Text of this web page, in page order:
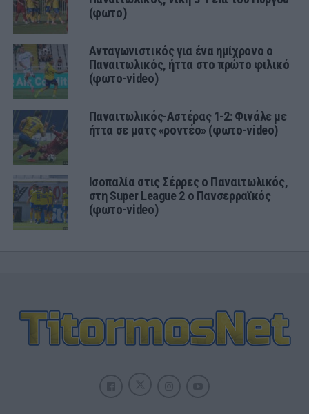
(φωτο)
Ανταγωνιστικός για ένα ημίχρονο ο
Παναιτωλικός, ήττα στο πρώτο φιλικό
(φωτο-video)
Παναιτωλικός-Αστέρας 1-2: Φινάλε με
ήττα σε ματς «ροντέο» (φωτο-video)
Ισοπαλία στις Σέρρες ο Παναιτωλικός,
στη Super League 2 ο Πανσερραϊκός
(φωτο-video)